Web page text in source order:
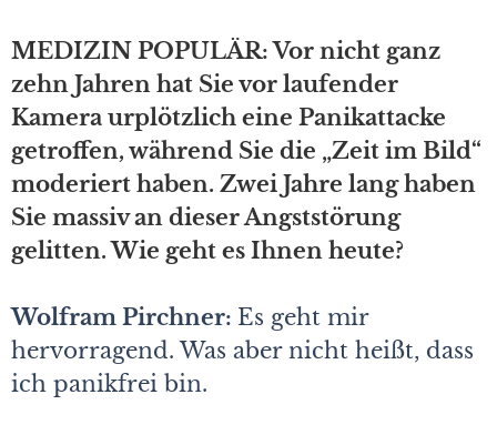
MEDIZIN POPULÄR: Vor nicht ganz
zehn Jahren hat Sie vor laufender
Kamera urplötzlich eine Panikattacke
getroffen, während Sie die „Zeit im Bild“
moderiert haben. Zwei Jahre lang haben
Sie massiv an dieser Angststörung
gelitten. Wie geht es Ihnen heute?
Wolfram Pirchner: Es geht mir
hervorragend. Was aber nicht heißt, dass
ich panikfrei bin.